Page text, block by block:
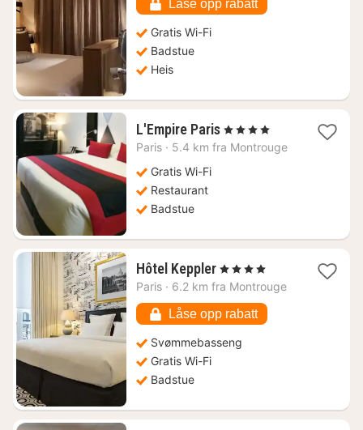
kr.
Låse opp rabatt
Gratis Wi-Fi
Badstue
Heis
L'Empire Paris1
natt
, 4 Stjerner
Paris · 5.4 km fra Montrouge
Gratis Wi-Fi
Restaurant
Badstue
Hôtel Keppler1
natt
3128
kr.
, 4 Stjerner
Paris · 6.2 km fra Montrouge
Låse opp rabatt
Svømmebasseng
Gratis Wi-Fi
Badstue